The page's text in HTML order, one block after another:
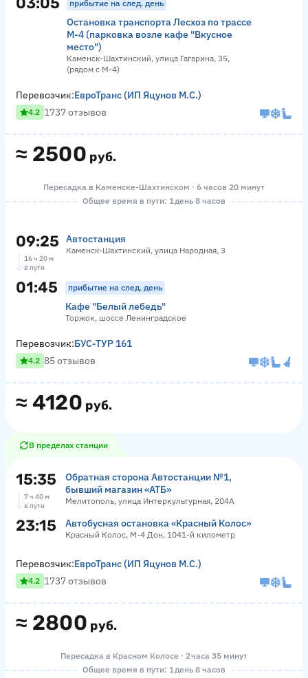
прибытие на след. день
Остановка транспорта Лесхоз по трассе
М-4 (парковка возле кафе "Вкусное
место")
Каменск-Шахтинский, улица Гагарина, 35,
(рядом с М-4)
≈ 2500 руб.
Перевозчик:ЕвроТранс (ИП Яцунов М.С.)
4.2 1737 отзывов
Пересадка в Каменске-Шахтинском · 6 часов 20 минут
Общее время в пути: 1 день 8 часов
09:25 Автостанция
Каменск-Шахтинский, улица Народная, 3
16 ч 20 м
в пути
01:45 прибытие на след. день
Кафе "Белый лебедь"
Торжок, шоссе Ленинградское
≈ 4120 руб.
Перевозчик:БУС-ТУР 161
4.2 85 отзывов
В пределах станции
15:35
Обратная сторона Автостанции №1,
бывший магазин «АТБ»
Мелитополь, улица Интеркультурная, 204А
7 ч 40 м
в пути
23:15 Автобусная остановка «Красный Колос»
Красный Колос, М-4 Дон, 1041-й километр
≈ 2800 руб.
Перевозчик:ЕвроТранс (ИП Яцунов М.С.)
4.2 1737 отзывов
Пересадка в Красном Колосе · 2 часа 35 минут
Общее время в пути: 1 день 8 часов